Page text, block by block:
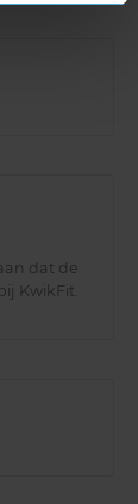
dat de
KwikFit.